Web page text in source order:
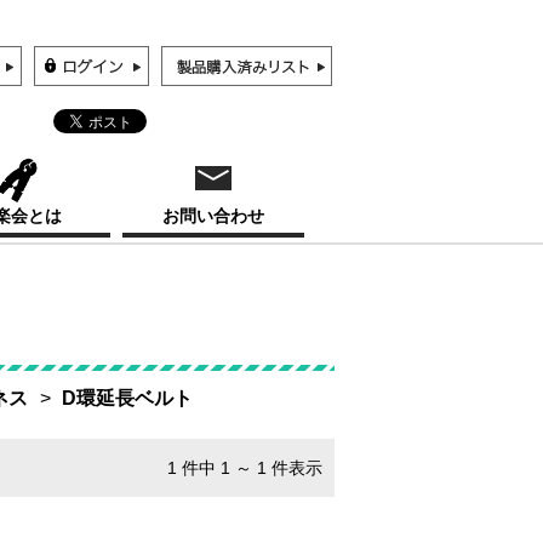
会とは お問い合わせ
ス D環延長ベルト
1 件中 1 ～ 1 件表示